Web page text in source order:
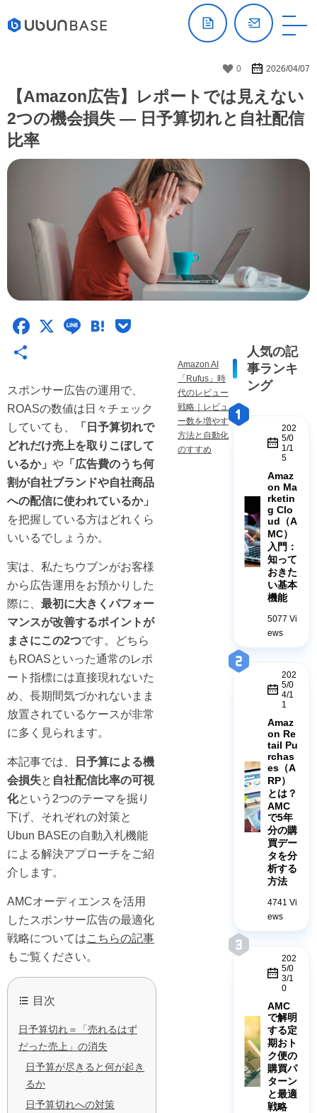
0 2026/04/07
【Amazon広告】レポートでは見えない
2つの機会損失 — 日予算切れと自社配信
比率
F
e
b
o
o
k
X
Li
H
n
a
et
スポンサー広告の運用で、
ROASの数値は日々チェック
していても、
「日予算切れで
どれだけ売上を取りこぼして
いるか」 や 「広告費のうち何
割が自社ブランドや自社商品
への配信に使われているか」
を把握している方はどれくら
いいるでしょうか。
実は、私たちウブンがお客様
から広告運用をお預かりした
際に、 最初に大きくパフォー
マンスが改善するポイントが
まさにこの2つです。どちら
もROASといった通常のレポ
ート指標には直接現れないた
め、長期間気づかれないまま
放置されているケースが非常
に多く見られます。
本記事では、
日予算による機
会損失と 自社配信比率の可視
化という2つのテーマを掘り
下げ、それぞれの対策と
Ubun BASEの自動入札機能
による解決アプローチをご紹
介します。
AMCオーディエンスを活用
したスポンサー広告の最適化
戦略についてはこちらの記事
もご覧ください。
目次
日予算切れ＝「売れるはず
だった売上」の消失
日予算が尽きると何が起き
るか
日予算切れへの対策
Amazon AI
「Rufus」時
代のレビュー
戦略｜レビュ
ー数を増やす
方法と自動化
のすすめ
人気の記
事ランキ
ング
202
5/0
1/1
5
Amaz
on Ma
rketin
g Clo
ud（A
MC）
入門：
知って
おきた
い基本
機能
5077 Vi
ews
202
5/0
4/1
1
Amaz
on Re
tail Pu
rchas
es（A
RP）
とは？
AMC
で5年
分の購
買デー
タを分
析する
方法
4741 Vi
ews
202
5/0
3/1
0
AMC
で解明
する定
期おト
ク便の
購買パ
ターン
と最適
戦略